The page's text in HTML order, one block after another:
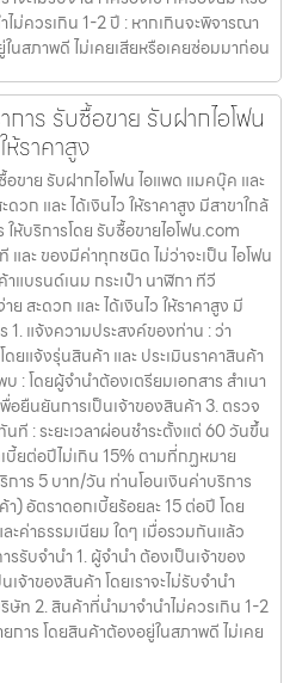
ม่ควรเกิน 1-2 ปี : หากเกินจะพิจารณา
นสภาพดี ไม่เคยเสียหรือเคยซ่อมมาก่อน
าร รับซื้อขาย รับฝากไอโฟน
ห้ราคาสูง
ขาย รับฝากไอโฟน ไอแพด แมคบุ๊ค และ
วก และ ได้เงินไว ให้ราคาสูง มีสาขาใกล้
บริการโดย รับซื้อขายไอโฟน.com
ละ ของมีค่าทุกชนิด ไม่ว่าจะเป็น ไอโฟน
บรนด์เนม กระเป๋า นาฬิกา ทีวี
สะดวก และ ได้เงินไว ให้ราคาสูง มี
1. แจ้งความประสงค์ของท่าน : ว่า
ยแจ้งรุ่นสินค้า และ ประเมินราคาสินค้า
โดยผู้จำนำต้องเตรียมเอกสาร สำเนา
อยืนยันการเป็นเจ้าของสินค้า 3. ตรวจ
ที : ระยะเวลาผ่อนชำระตั้งแต่ 60 วันขึ้น
บี้ยต่อปีไม่เกิน 15% ตามที่กฏหมาย
าร 5 บาท/วัน ท่านโอนเงินค่าบริการ
อัตราดอกเบี้ยร้อยละ 15 ต่อปี โดย
ะค่าธรรมเนียม ใดๆ เมื่อรวมกันแล้ว
รับจำนำ 1. ผู้จำนำ ต้องเป็นเจ้าของ
จ้าของสินค้า โดยเราจะไม่รับจำนำ
ษัท 2. สินค้าที่นำมาจำนำไม่ควรเกิน 1-2
การ โดยสินค้าต้องอยู่ในสภาพดี ไม่เคย